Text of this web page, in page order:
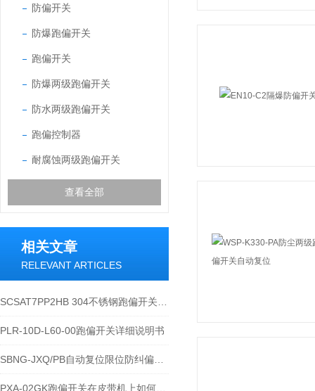
防偏开关
防爆跑偏开关
跑偏开关
防爆两级跑偏开关
防水两级跑偏开关
跑偏控制器
耐腐蚀两级跑偏开关
查看全部
相关文章
RELEVANT ARTICLES
PLR-10D-L60-00跑偏开关详细说明书